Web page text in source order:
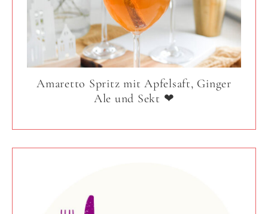
Amaretto Spritz mit Apfelsaft, Ginger
Ale und Sekt ❤